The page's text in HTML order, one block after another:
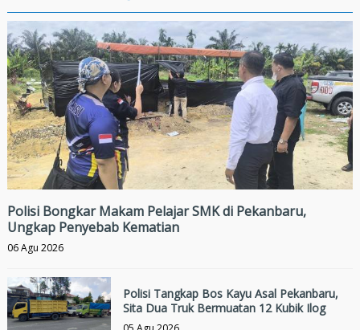
Polisi Bongkar Makam Pelajar SMK di Pekanbaru,
Ungkap Penyebab Kematian
06 Agu 2026
Polisi Tangkap Bos Kayu Asal Pekanbaru,
Sita Dua Truk Bermuatan 12 Kubik Ilog